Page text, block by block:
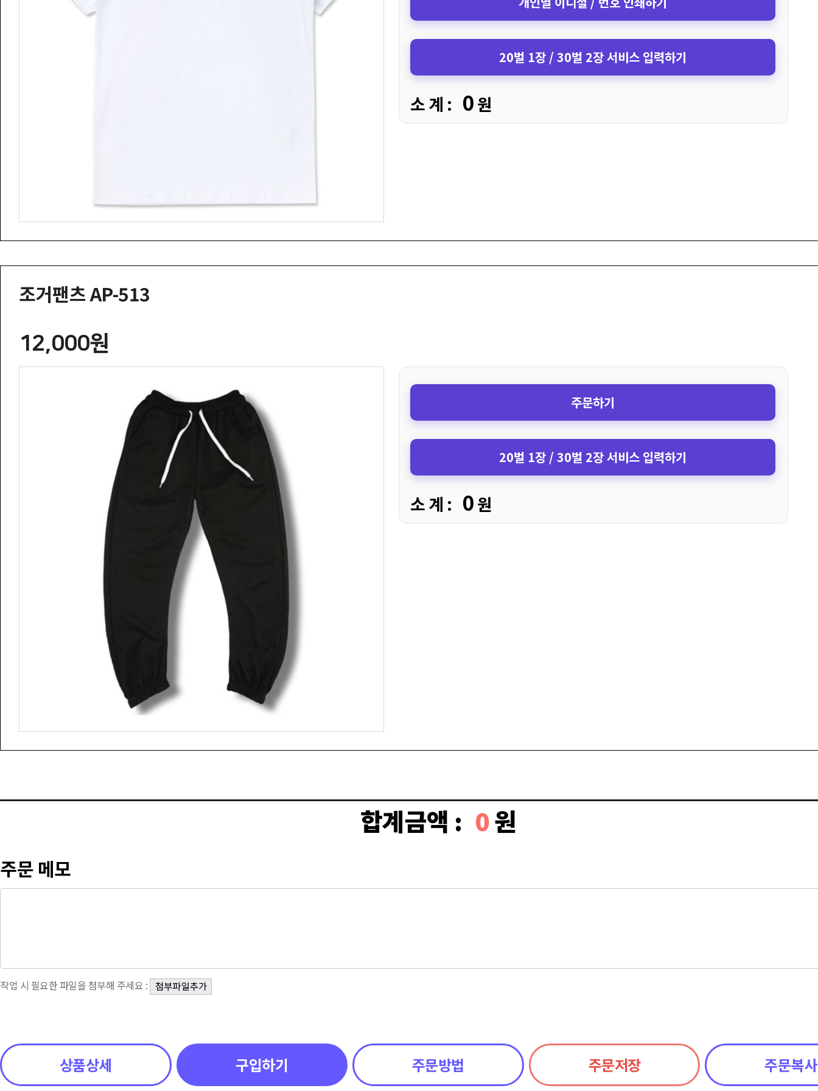
20벌 1장 / 30벌 2장 서비스 입력하기
소 계 : 0원
조거팬츠 AP-513
12,000원
주문하기
20벌 1장 / 30벌 2장 서비스 입력하기
소 계 : 0원
합계금액 : 0원
주문 메모
작업 시 필요한 파일을 첨부해 주세요 :
상품상세 구입하기 주문방법 주문저장 주문복사